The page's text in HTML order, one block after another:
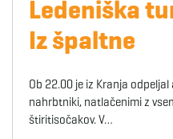
Ledeniška
Iz špaltne
Ob 22.00 je iz Kranja
nahrbtniki, natlačenimi z
štiritisočakov. V…